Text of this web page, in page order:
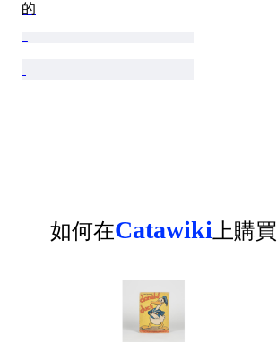
的
如何在Catawiki上購買